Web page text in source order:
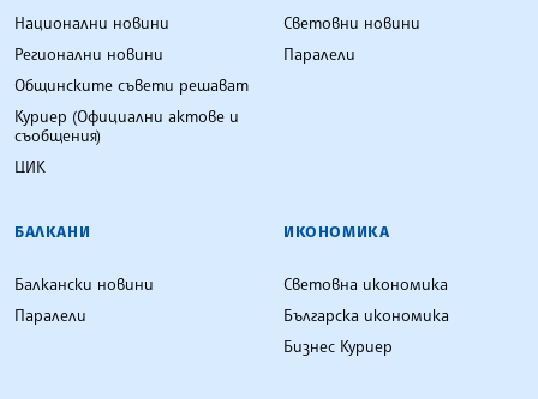
Национални новини
Регионални новини
Общинските съвети решават
Куриер (Официални актове и
съобщения)
ЦИК
Световни новини
Паралели
БАЛКАНИ
Балкански новини
Паралели
ИКОНОМИКА
Световна икономика
Българска икономика
Бизнес Куриер